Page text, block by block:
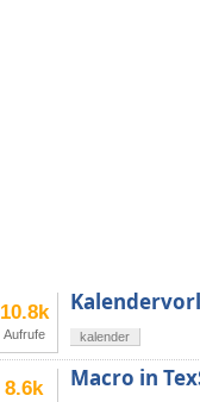
10.8k
Aufrufe kalender
8.6k Macro in